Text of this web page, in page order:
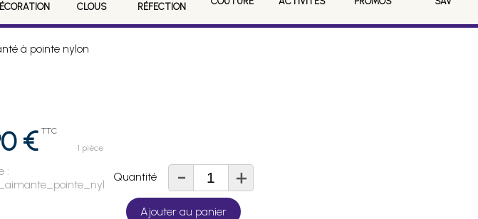
CLOUS
RÉFECTION
à pointe nylon
€ TTC
1 pièce
:
Quantité - +
Ajouter au panier